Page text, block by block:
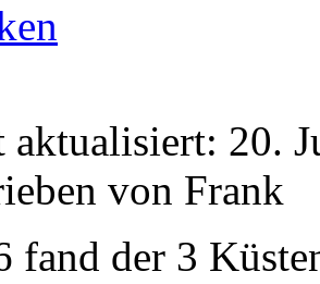
aktualisiert: 20.
von Frank
fand der 3